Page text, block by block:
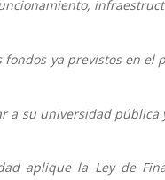
ya previstos en el
a su universidad pública
aplique la Ley de